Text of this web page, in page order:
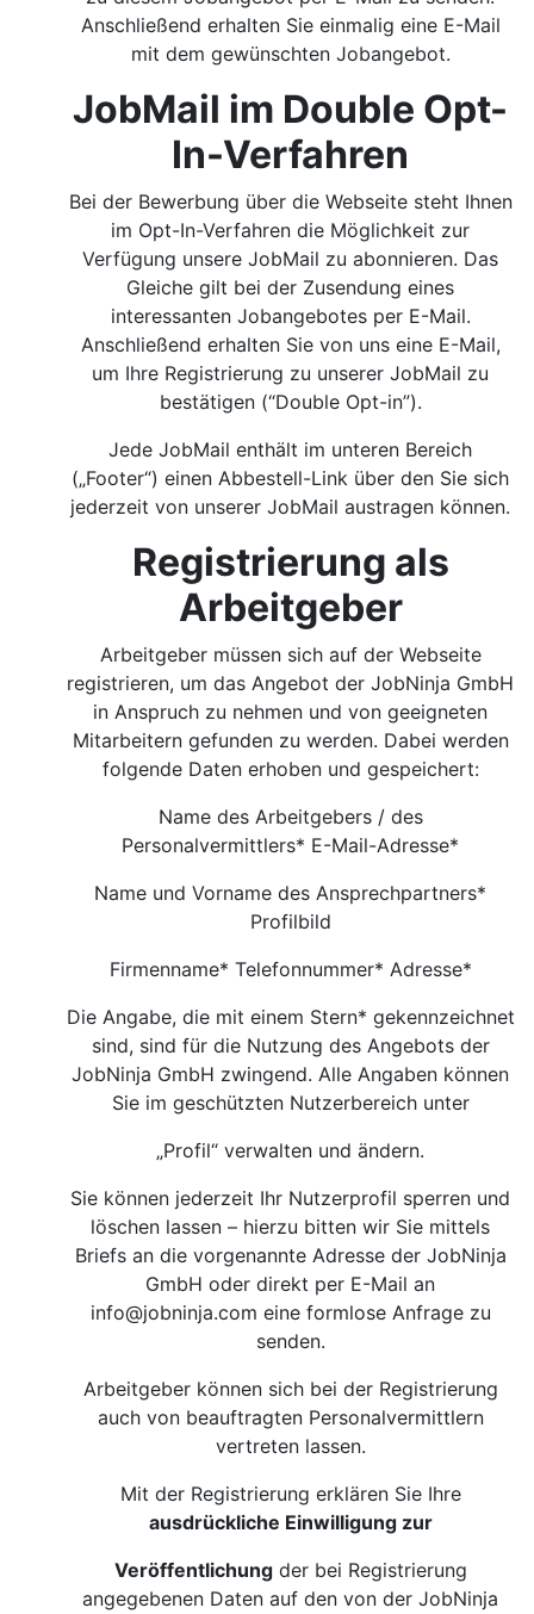
Anschließend erhalten Sie einmalig eine E-Mail
mit dem gewünschten Jobangebot.
JobMail im Double Opt-
In-Verfahren
Bei der Bewerbung über die Webseite steht Ihnen
im Opt-In-Verfahren die Möglichkeit zur
Verfügung unsere JobMail zu abonnieren. Das
Gleiche gilt bei der Zusendung eines
interessanten Jobangebotes per E-Mail.
Anschließend erhalten Sie von uns eine E-Mail,
um Ihre Registrierung zu unserer JobMail zu
bestätigen (“Double Opt-in”).
Jede JobMail enthält im unteren Bereich
(„Footer“) einen Abbestell-Link über den Sie sich
jederzeit von unserer JobMail austragen können.
Registrierung als
Arbeitgeber
Arbeitgeber müssen sich auf der Webseite
registrieren, um das Angebot der JobNinja GmbH
in Anspruch zu nehmen und von geeigneten
Mitarbeitern gefunden zu werden. Dabei werden
folgende Daten erhoben und gespeichert:
Name des Arbeitgebers / des
Personalvermittlers* E-Mail-Adresse*
Name und Vorname des Ansprechpartners*
Profilbild
Firmenname* Telefonnummer* Adresse*
Die Angabe, die mit einem Stern* gekennzeichnet
sind, sind für die Nutzung des Angebots der
JobNinja GmbH zwingend. Alle Angaben können
Sie im geschützten Nutzerbereich unter
„Profil“ verwalten und ändern.
Sie können jederzeit Ihr Nutzerprofil sperren und
löschen lassen – hierzu bitten wir Sie mittels
Briefs an die vorgenannte Adresse der JobNinja
GmbH oder direkt per E-Mail an
info@jobninja.com eine formlose Anfrage zu
senden.
Arbeitgeber können sich bei der Registrierung
auch von beauftragten Personalvermittlern
vertreten lassen.
Mit der Registrierung erklären Sie Ihre
ausdrückliche Einwilligung zur
Veröffentlichung der bei Registrierung
angegebenen Daten auf den von der JobNinja